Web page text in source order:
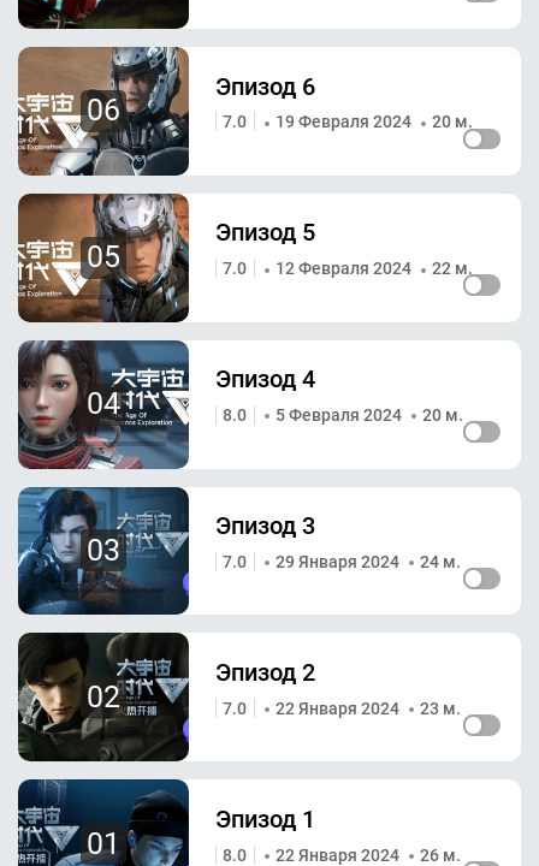
06
Эпизод 6
7.0 19 Февраля 2024 20 м.
05
Эпизод 5
7.0 12 Февраля 2024 22 м.
04
Эпизод 4
8.0 5 Февраля 2024 20 м.
03
Эпизод 3
7.0 29 Января 2024 24 м.
02
Эпизод 2
7.0 22 Января 2024 23 м.
01
Эпизод 1
8.0 22 Января 2024 26 м.